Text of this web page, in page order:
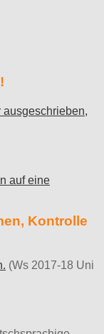
auf eine
Kontrolle
(Ws 2017-18 Uni